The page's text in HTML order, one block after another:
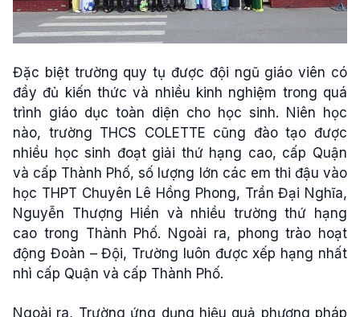
Đặc biệt trường quy tụ được đội ngũ giáo viên có
đầy đủ kiến thức và nhiều kinh nghiệm trong quá
trình giáo dục toàn diện cho học sinh. Niên học
nào, trường THCS COLETTE cũng đào tạo được
nhiều học sinh đoạt giải thứ hạng cao, cấp Quận
và cấp Thành Phố, số lượng lớn các em thi đậu vào
học THPT Chuyên Lê Hồng Phong, Trần Đại Nghĩa,
Nguyễn Thượng Hiền và nhiều trường thứ hạng
cao trong Thành Phố. Ngoài ra, phong trào hoạt
động Đoàn – Đội, Trường luôn được xếp hạng nhất
nhì cấp Quận và cấp Thành Phố.
Ngoài ra, Trường ứng dụng hiệu quả phương pháp